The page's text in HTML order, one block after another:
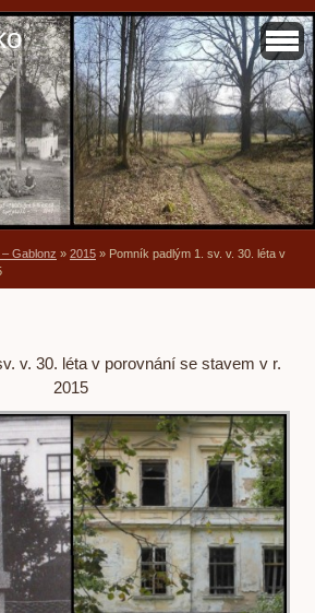
Gablonz » 2015 » Pomník padlým 1. sv. v. 30. léta v
v. 30. léta v porovnání se stavem v r.
2015